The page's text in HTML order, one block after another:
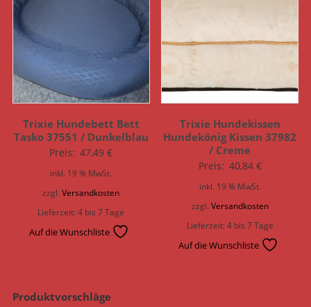
Trixie Hundebett Bett
Tasko 37551 / Dunkelblau
Preis: 47,49€
inkl. 19 % MwSt.
zzgl.Versandkosten
Lieferzeit:4 bis 7 Tage
Auf die Wunschliste
Trixie Hundekissen
Hundekönig Kissen 37982
/ Creme
Preis: 40,84 €
inkl. 19 % MwSt.
zzgl. Versandkosten
Lieferzeit:4 bis 7 Tage
Auf die Wunschliste
Produktvorschläge